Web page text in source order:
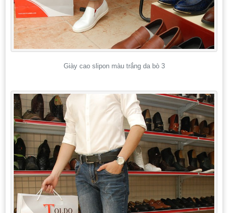
Giày cao slipon màu trắng da bò 3